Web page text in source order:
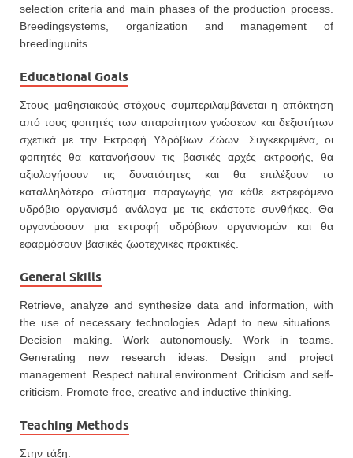
selection criteria and main phases of the production process.
Breedingsystems, organization and management of
breedingunits.
Educational Goals
Στους μαθησιακούς στόχους συμπεριλαμβάνεται η απόκτηση
από τους φοιτητές των απαραίτητων γνώσεων και δεξιοτήτων
σχετικά με την Εκτροφή Υδρόβιων Ζώων. Συγκεκριμένα, οι
φοιτητές θα κατανοήσουν τις βασικές αρχές εκτροφής, θα
αξιολογήσουν τις δυνατότητες και θα επιλέξουν το
καταλληλότερο σύστημα παραγωγής για κάθε εκτρεφόμενο
υδρόβιο οργανισμό ανάλογα με τις εκάστοτε συνθήκες. Θα
οργανώσουν μια εκτροφή υδρόβιων οργανισμών και θα
εφαρμόσουν βασικές ζωοτεχνικές πρακτικές.
General Skills
Retrieve, analyze and synthesize data and information, with
the use of necessary technologies. Adapt to new situations.
Decision making. Work autonomously. Work in teams.
Generating new research ideas. Design and project
management. Respect natural environment. Criticism and self-
criticism. Promote free, creative and inductive thinking.
Teaching Methods
Στην τάξη.